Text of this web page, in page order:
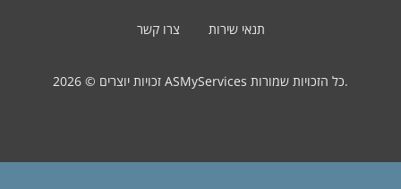
צרו קשר תנאי שירות
זכויות יוצרים © 2026 ASMyServices כל הזכויות שמורות.